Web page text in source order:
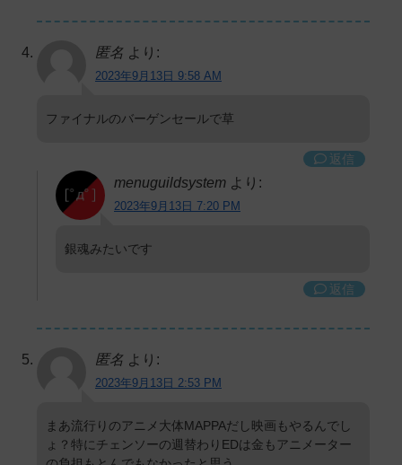
匿名 より:
2023年9月13日 9:58 AM
ファイナルのバーゲンセールで草
返信
menuguildsystem より:
2023年9月13日 7:20 PM
銀魂みたいです
返信
匿名 より:
2023年9月13日 2:53 PM
まあ流行りのアニメ大体MAPPAだし映画もやるんでし
ょ？特にチェンソーの週替わりEDは金もアニメーター